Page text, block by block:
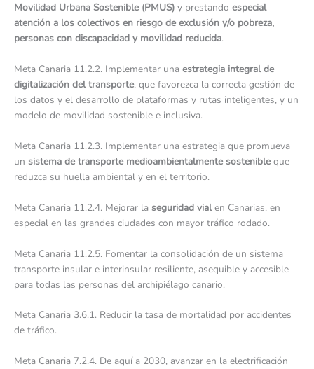
Movilidad Urbana Sostenible (PMUS) y prestando especial
atención a los colectivos en riesgo de exclusión y/o pobreza,
personas con discapacidad y movilidad reducida.
Meta Canaria 11.2.2. Implementar una estrategia integral de
digitalización del transporte, que favorezca la correcta gestión de
los datos y el desarrollo de plataformas y rutas inteligentes, y un
modelo de movilidad sostenible e inclusiva.
Meta Canaria 11.2.3. Implementar una estrategia que promueva
un sistema de transporte medioambientalmente sostenible que
reduzca su huella ambiental y en el territorio.
Meta Canaria 11.2.4. Mejorar la seguridad vialen Canarias, en
especial en las grandes ciudades con mayor tráfico rodado.
Meta Canaria 11.2.5. Fomentar la consolidación de un sistema
transporte insular e interinsular resiliente, asequible y accesible
para todas las personas del archipiélago canario.
Meta Canaria 3.6.1. Reducir la tasa de mortalidad por accidentes
de tráfico.
Meta Canaria 7.2.4. De aquí a 2030, avanzar en la electrificación